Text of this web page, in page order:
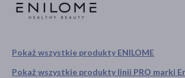
Pokaż wszystkie produkty ENILOME
Pokaż wszystkie produkty linii PRO marki